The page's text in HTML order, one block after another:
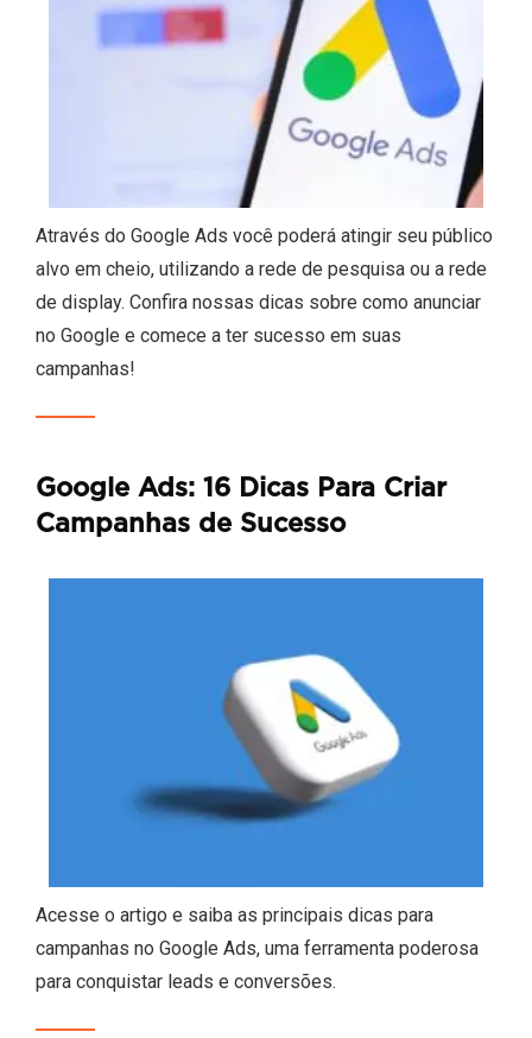
Através do Google Ads você poderá atingir seu público
alvo em cheio, utilizando a rede de pesquisa ou a rede
de display. Confira nossas dicas sobre como anunciar
no Google e comece a ter sucesso em suas
campanhas!
Google Ads: 16 Dicas Para Criar
Campanhas de Sucesso
Acesse o artigo e saiba as principais dicas para
campanhas no Google Ads, uma ferramenta poderosa
para conquistar leads e conversões.